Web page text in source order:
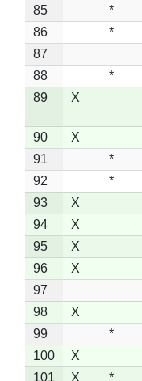
85
*
86
*
87
88
*
89
X
90 X
91
*
92
*
93
X
94
X
95
X
96
X
97
98
X
99
*
100
X
101
X *